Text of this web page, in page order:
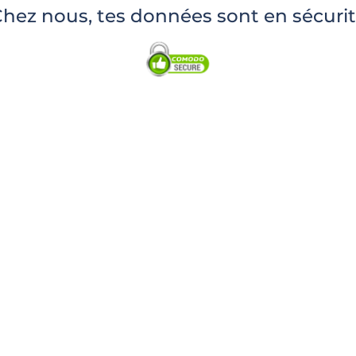
nous, tes données sont en